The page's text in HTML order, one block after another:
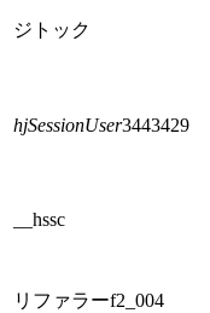
ジトック
hjSessionUser3443429
__hssc
リファラーf2_004